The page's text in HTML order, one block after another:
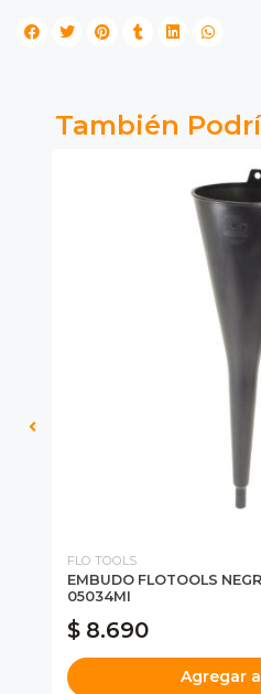
También
FLO TOOLS
EMBUDO FLOTOOLS
05034MI
$ 8.690
Agregar